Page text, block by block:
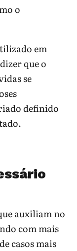
o
em
que o
se
definido
auxiliam no
com mais
casos mais